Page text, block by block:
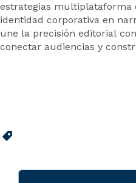
estrategias multiplataforma
identidad corporativa en
une la precisión editorial
conectar audiencias y